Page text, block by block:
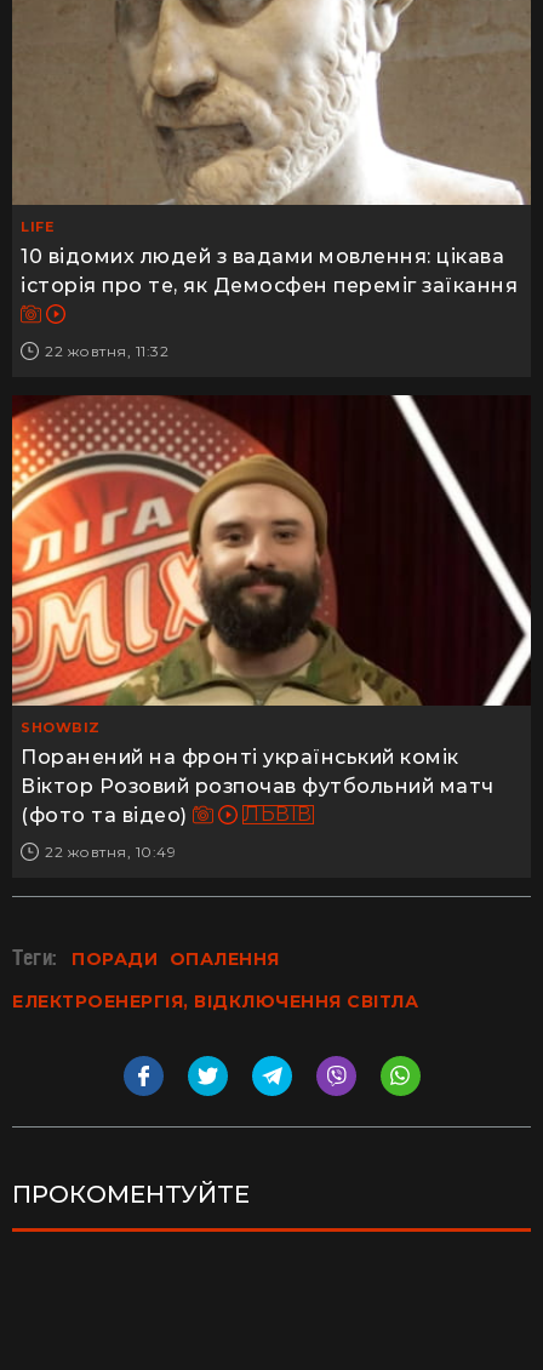
LIFE
10 відомих людей з вадами мовлення: цікава
історія про те, як Демосфен переміг заїкання
22 жовтня, 11:32
SHOWBIZ
Поранений на фронті український комік
Віктор Розовий розпочав футбольний матч
(фото та відео)
ЛЬВІВ
22 жовтня, 10:49
Теги: ПОРАДИ
ОПАЛЕННЯ
ЕЛЕКТРОЕНЕРГІЯ, ВІДКЛЮЧЕННЯ СВІТЛА
ПРОКОМЕНТУЙТЕ